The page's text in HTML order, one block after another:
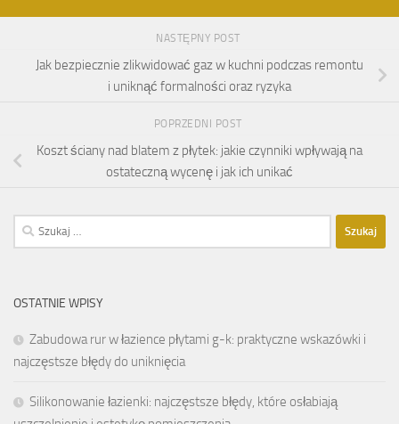
NASTĘPNY POST
Jak bezpiecznie zlikwidować gaz w kuchni podczas remontu
i uniknąć formalności oraz ryzyka
POPRZEDNI POST
Koszt ściany nad blatem z płytek: jakie czynniki wpływają na
ostateczną wycenę i jak ich unikać
Szukaj:
OSTATNIE WPISY
Zabudowa rur w łazience płytami g-k: praktyczne wskazówki i
najczęstsze błędy do uniknięcia
Silikonowanie łazienki: najczęstsze błędy, które osłabiają